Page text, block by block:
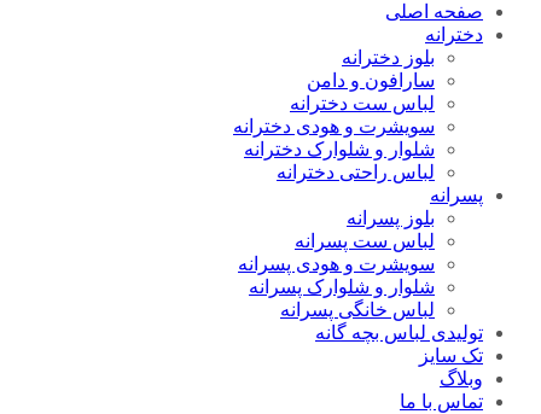
صفحه اصلی
دخترانه
بلوز دخترانه
سارافون و دامن
لباس ست دخترانه
سویشرت و هودی دخترانه
شلوار و شلوارک دخترانه
لباس راحتی دخترانه
پسرانه
بلوز پسرانه
لباس ست پسرانه
سویشرت و هودی پسرانه
شلوار و شلوارک پسرانه
لباس خانگی پسرانه
تولیدی لباس بچه گانه
تک سایز
وبلاگ
تماس با ما